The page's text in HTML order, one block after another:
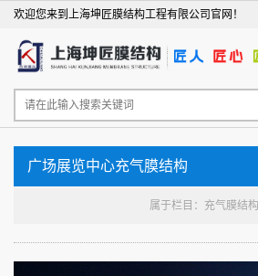
欢迎您来到上海坤匠膜结构工程有限公司官网！
广场展览中心充气膜结构
属于栏目：充气膜结构